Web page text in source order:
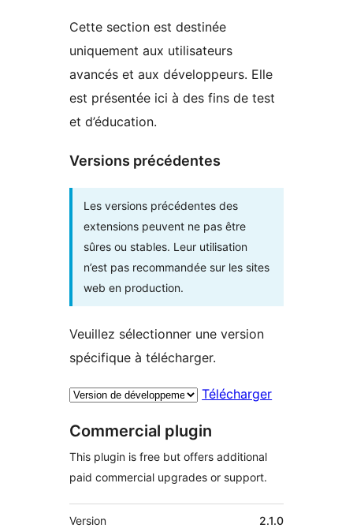
Cette section est destinée
uniquement aux utilisateurs
avancés et aux développeurs. Elle
est présentée ici à des fins de test
et d’éducation.
Versions précédentes
Les versions précédentes des
extensions peuvent ne pas être
sûres ou stables. Leur utilisation
n’est pas recommandée sur les sites
web en production.
Veuillez sélectionner une version
spécifique à télécharger.
Télécharger
Commercial plugin
This plugin is free but offers additional
paid commercial upgrades or support.
Méta
Version 2.1.0